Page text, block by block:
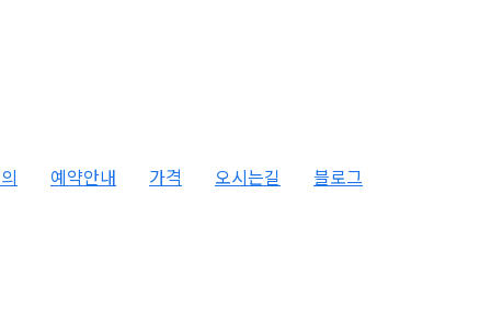
예약안내 가격 오시는길 블로그